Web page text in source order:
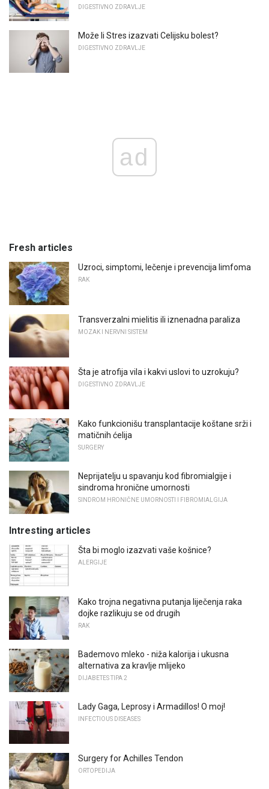
DIGESTIVNO ZDRAVLJE
Može li Stres izazvati Celijsku bolest?
DIGESTIVNO ZDRAVLJE
ad
Fresh articles
Uzroci, simptomi, lečenje i prevencija limfoma
RAK
Transverzalni mielitis ili iznenadna paraliza
MOZAK I NERVNI SISTEM
Šta je atrofija vila i kakvi uslovi to uzrokuju?
DIGESTIVNO ZDRAVLJE
Kako funkcionišu transplantacije koštane srži i
matičnih ćelija
SURGERY
Neprijatelju u spavanju kod fibromialgije i
sindroma hronične umornosti
SINDROM HRONIČNE UMORNOSTI I FIBROMIALGIJA
Intresting articles
Šta bi moglo izazvati vaše košnice?
ALERGIJE
Kako trojna negativna putanja liječenja raka
dojke razlikuju se od drugih
RAK
Bademovo mleko - niža kalorija i ukusna
alternativa za kravlje mlijeko
DIJABETES TIPA 2
Lady Gaga, Leprosy i Armadillos! O moj!
INFECTIOUS DISEASES
Surgery for Achilles Tendon
ORTOPEDIJA